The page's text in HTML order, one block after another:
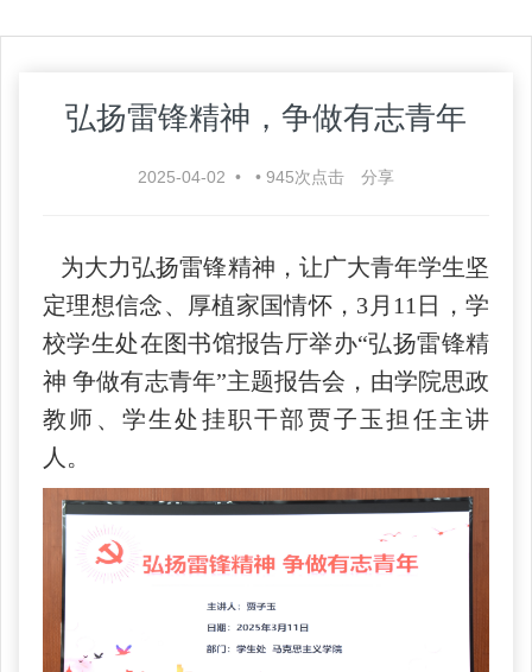
弘扬雷锋精神，争做有志青年
2025-04-02 • • 945次点击 分享
为大力弘扬雷锋精神，让广大青年学生坚
定理想信念、厚植家国情怀，3月11日，学
校学生处在图书馆报告厅举办“弘扬雷锋精
神 争做有志青年”主题报告会，由学院思政
教师、学生处挂职干部贾子玉担任主讲
人。